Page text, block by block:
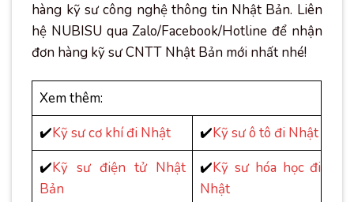
hàng kỹ sư công nghệ thông tin Nhật Bản. Liên
hệ NUBISU qua Zalo/Facebook/Hotline để nhận
đơn hàng kỹ sư CNTT Nhật Bản mới nhất nhé!
Xem thêm:
✔️Kỹ sư cơ khí đi Nhật ✔️Kỹ sư ô tô đi Nhật
✔️Kỹ sư điện tử Nhật
Bản
✔️Kỹ sư hóa học đi
Nhật